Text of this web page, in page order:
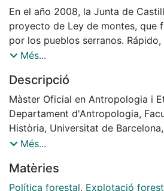
En el año 2008, la Junta de
proyecto de Ley de montes, que
por los pueblos serranos.
organizaron una protesta.
una manifestación que fue muy
lema de “No a la ley de montes
vecinos”. Las firmas se
recogieron dos motivos: la
reconocimiento de los montes de
posiblemente otras alegaciones,
incorporó una serie de
Més...
Descripció
Màster Oficial en Antropologia i
Departament d'Antropologia,
Història, Universitat de
Director: Ignasi Terradas i Saborit
Més...
Matèries
Política forestal, Explotació